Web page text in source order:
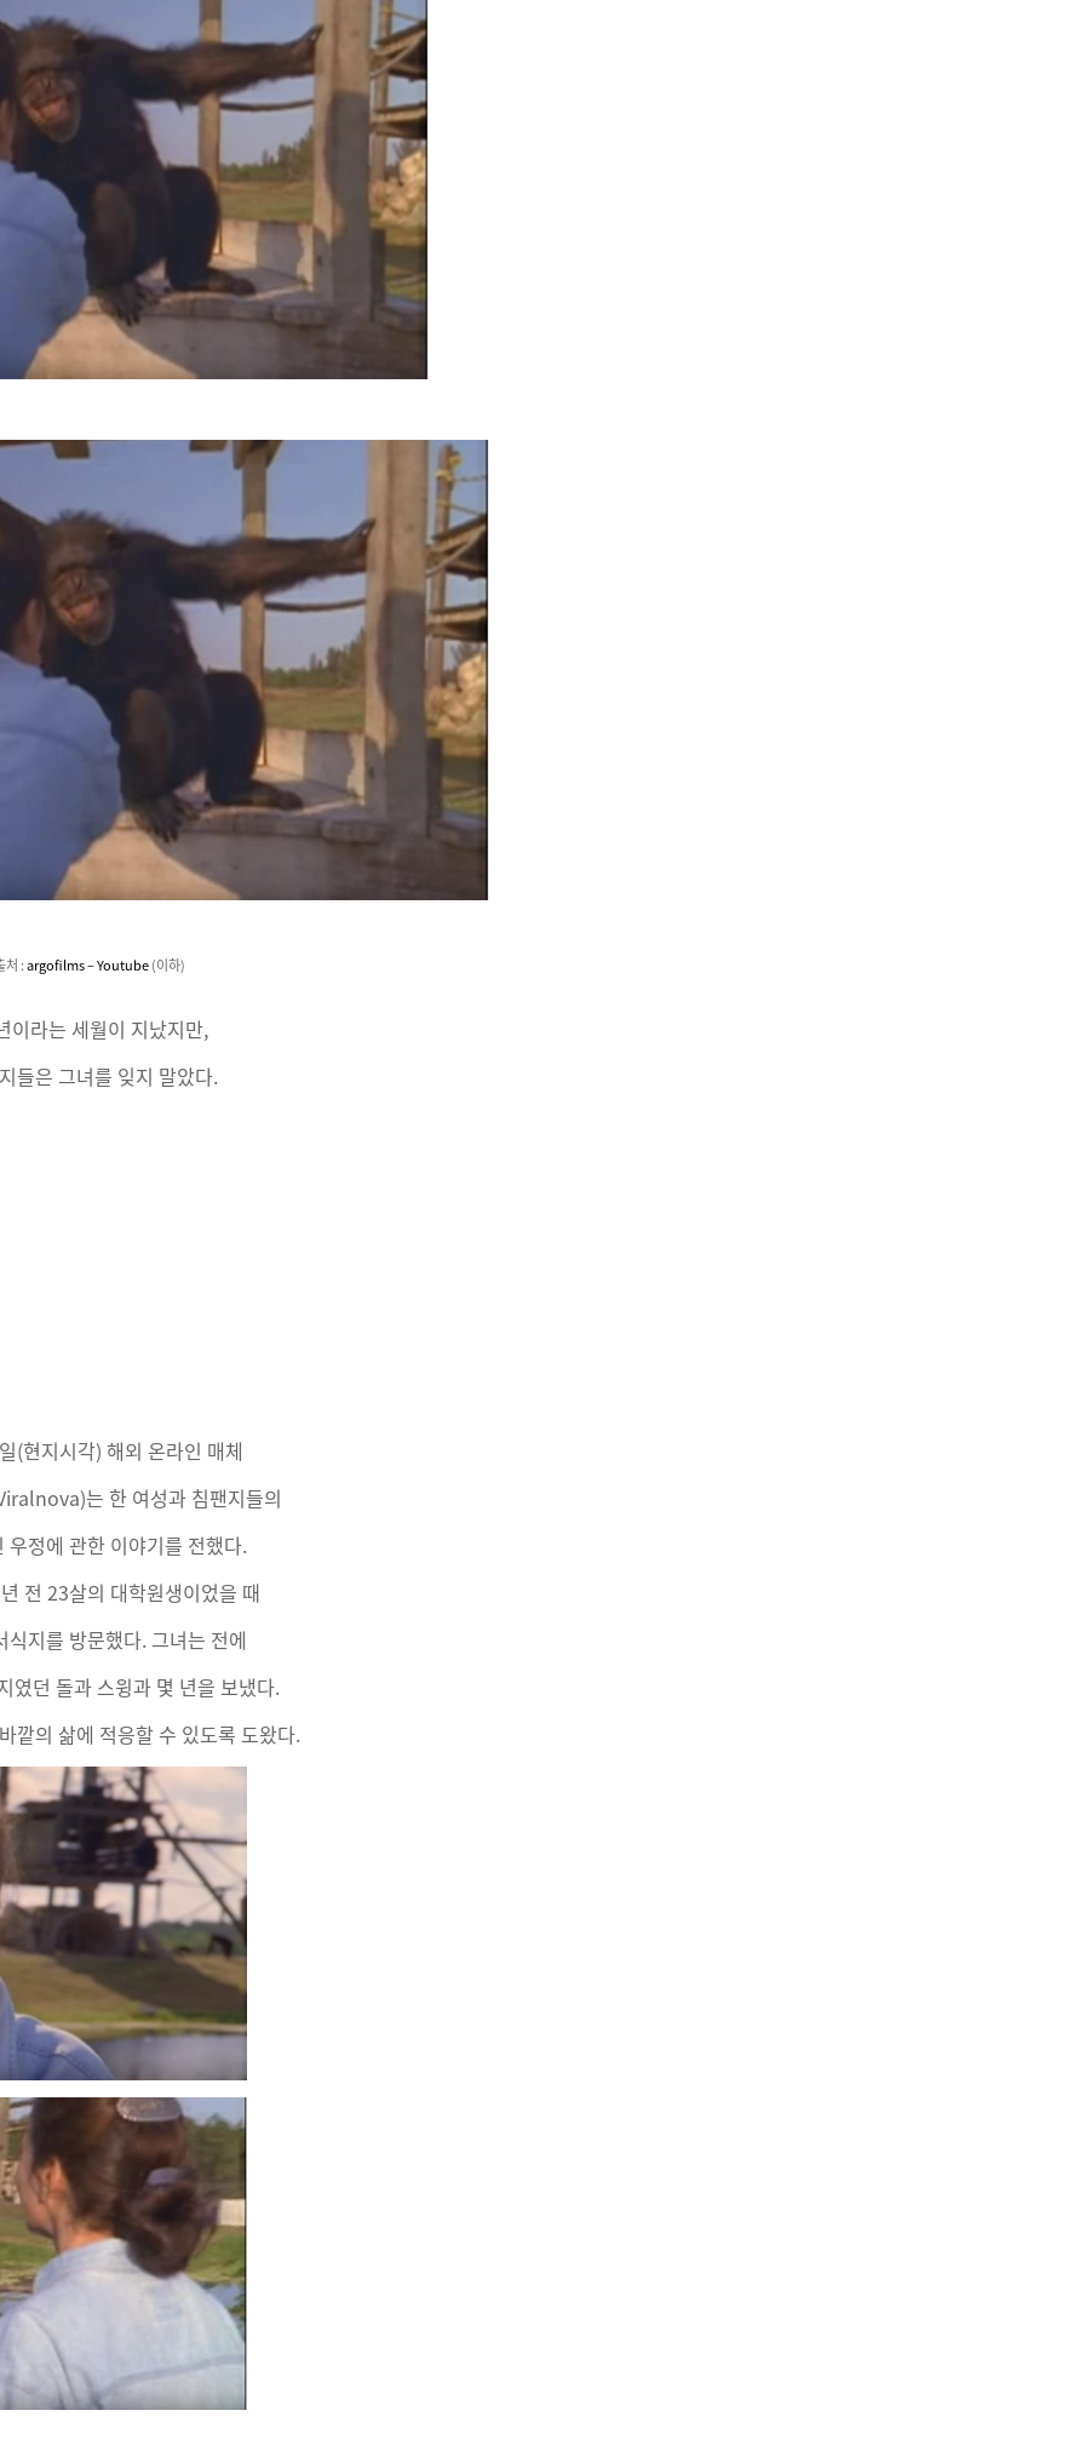
처 :argofilms – Youtube(이하)
이라는 세월이 지났지만,
들은 그녀를 잊지 말았다.
(현지시각) 해외 온라인 매체
는 한 여성과 침팬지들의
우정에 관한 이야기를 전했다.
전 23살의 대학원생이었을 때
식지를 방문했다. 그녀는 전에
였던 돌과 스윙과 몇 년을 보냈다.
깥의 삶에 적응할 수 있도록 도왔다.